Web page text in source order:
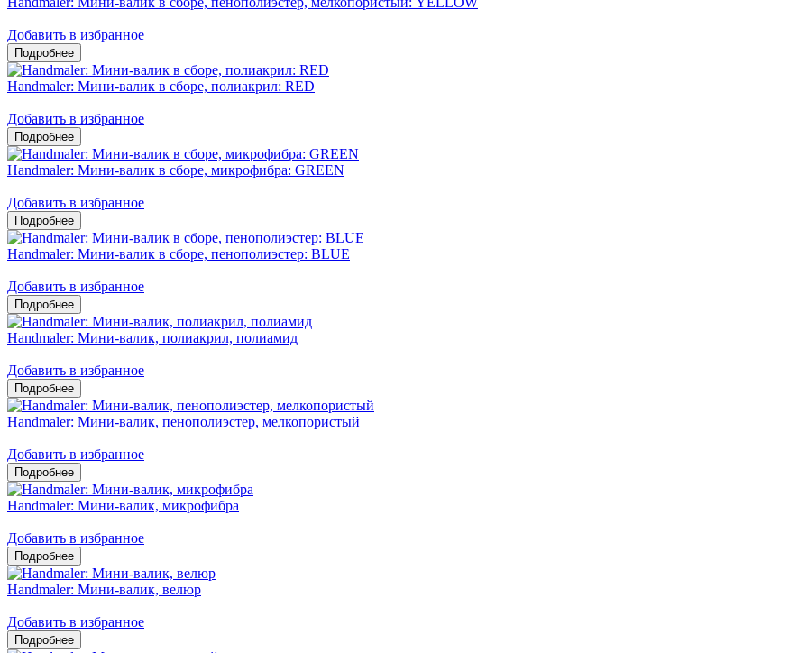
Добавить в избранное
Handmaler: Мини-валик в сборе, полиакрил: RED
Добавить в избранное
Handmaler: Мини-валик в сборе, микрофибра: GREEN
Добавить в избранное
Handmaler: Мини-валик в сборе, пенополиэстер: BLUE
Добавить в избранное
Handmaler: Мини-валик, полиакрил, полиамид
Добавить в избранное
Handmaler: Мини-валик, пенополиэстер, мелкопористый
Добавить в избранное
Handmaler: Мини-валик, микрофибра
Добавить в избранное
Handmaler: Мини-валик, велюр
Добавить в избранное